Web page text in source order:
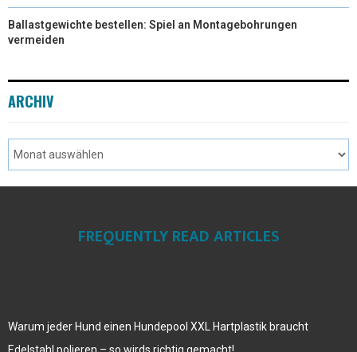
Ballastgewichte bestellen: Spiel an Montagebohrungen
vermeiden
ARCHIV
FREQUENTLY READ ARTICLES
Warum jeder Hund einen Hundepool XXL Hartplastik braucht
Edelstahl polieren – so wirds richtig gemacht!